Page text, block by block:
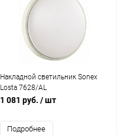
Накладной светильник Sonex
Losta 7628/AL
1 081 руб. / шт
Подробнее